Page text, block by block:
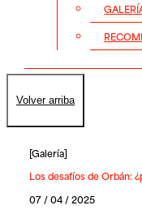
Volver arriba
[Galería]
Los desafíos de Orbán:
07 / 04 / 2025